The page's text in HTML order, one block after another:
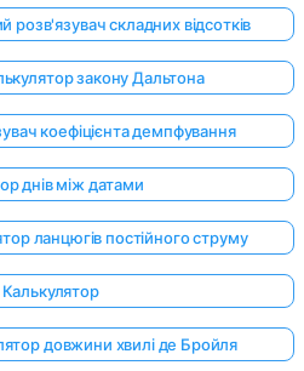
складних відсотків
закону Дальтона
коефіцієнта демпфування
днів між датами
ланцюгів постійного струму
Калькулятор
довжини хвилі де Бройля